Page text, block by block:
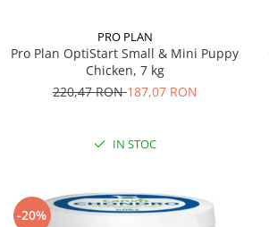
PRO PLAN
Pro Plan OptiStart Small & Mini Puppy
Chicken, 7 kg
220,47 RON187,07 RON
IN STOC
-20%